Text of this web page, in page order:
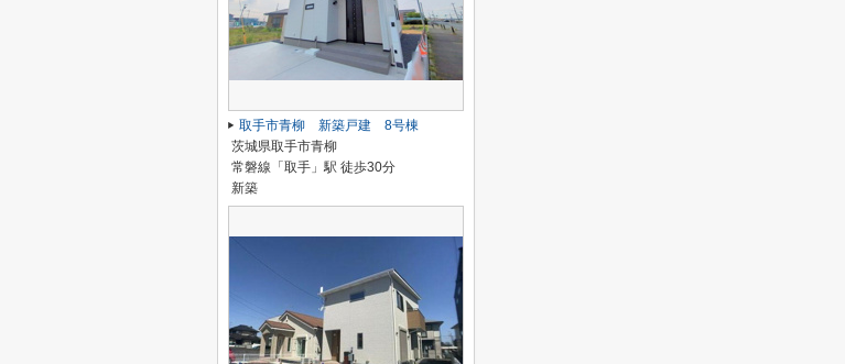
取手市青柳 新築戸建 8号棟
茨城県取手市青柳
常磐線「取手」駅 徒歩30分
新築